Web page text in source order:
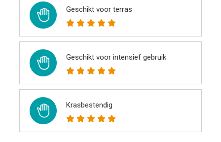
Geschikt voor terras
Geschikt voor intensief gebruik
Krasbestendig